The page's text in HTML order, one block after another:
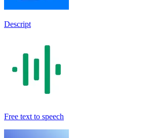
Descript
Free text to speech